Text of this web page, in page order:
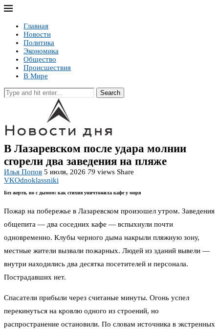
Главная
Новости
Политика
Экономика
Общество
Происшествия
В Мире
Search
В Лазаревском после удара молнии
сгорели два заведения на пляже
Илья Попов 5 июля, 2026 79 views Share
VKOdnoklassniki
Без жертв, но с дымом: как стихия уничтожила кафе у моря
Пожар на побережье в Лазаревском произошел утром. Заведения
общепита — два соседних кафе — вспыхнули почти
одновременно. Клубы черного дыма накрыли пляжную зону,
местные жители вызвали пожарных. Людей из зданий вывели —
внутри находились два десятка посетителей и персонала.
Пострадавших нет.
Спасатели прибыли через считаные минуты. Огонь успел
перекинуться на кровлю одного из строений, но
распространение остановили. По словам источника в экстренных